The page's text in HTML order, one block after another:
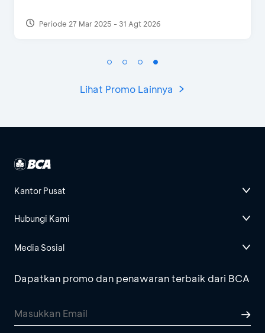
Periode 17 Sep 2023
Lihat Promo Lainnya
Kantor Pusat
Hubungi Kami
Media Sosial
Dapatkan promo dan penawaran terbaik dari BCA